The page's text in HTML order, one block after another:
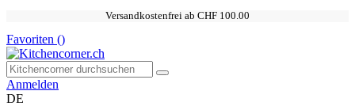
Versandkostenfrei ab CHF 100.00
Favoriten ()
Anmelden
DE